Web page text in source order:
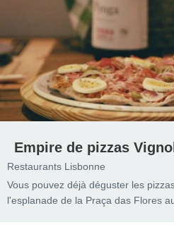
Empire de pizzas
Restaurants Lisbonne
Vous pouvez déjà déguster les
l'esplanade de la Praça das Flores